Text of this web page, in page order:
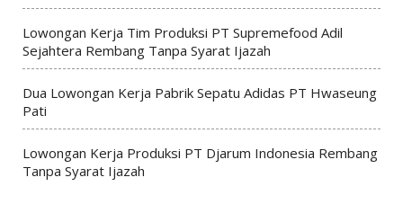
Lowongan Kerja Tim Produksi PT Supremefood Adil
Sejahtera Rembang Tanpa Syarat Ijazah
Dua Lowongan Kerja Pabrik Sepatu Adidas PT Hwaseung
Pati
Lowongan Kerja Produksi PT Djarum Indonesia Rembang
Tanpa Syarat Ijazah